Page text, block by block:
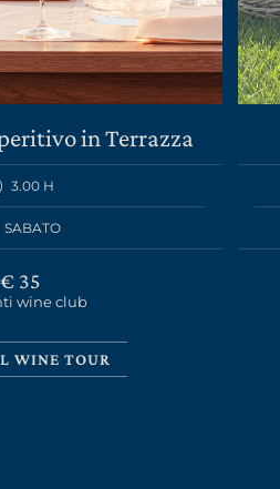
TENUTA
VINI
PACK
AZIENDALE
NEWS
BUSINESS
in Terrazza
3.00 H
SABATO
€ 35
wine club
WINE TOUR